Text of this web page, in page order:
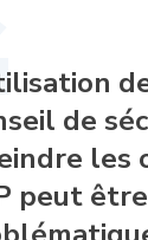
de
les
peut